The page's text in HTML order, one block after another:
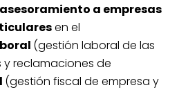
asesoramiento a empresas
en el
(gestión laboral de las
reclamaciones de
(gestión fiscal de empresa y